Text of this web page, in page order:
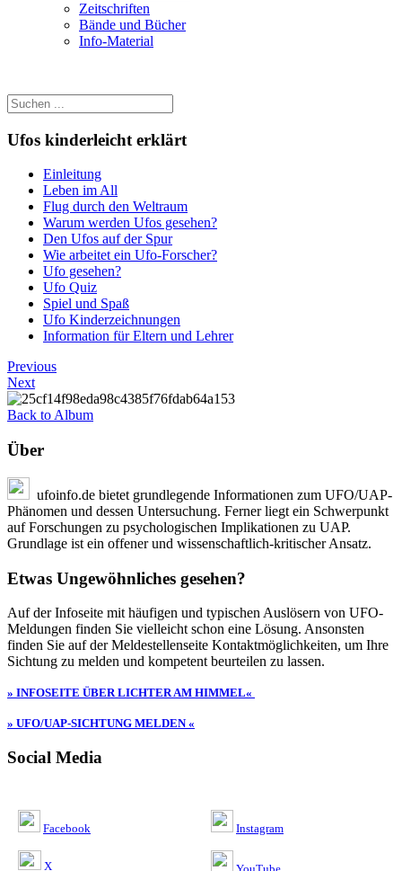
Zeitschriften
Bände und Bücher
Info-Material
Ufos kinderleicht erklärt
Einleitung
Leben im All
Flug durch den Weltraum
Warum werden Ufos gesehen?
Den Ufos auf der Spur
Wie arbeitet ein Ufo-Forscher?
Ufo gesehen?
Ufo Quiz
Spiel und Spaß
Ufo Kinderzeichnungen
Information für Eltern und Lehrer
Previous
Next
Back to Album
Über
ufoinfo.de bietet grundlegende Informationen zum UFO/UAP-
Phänomen und dessen Untersuchung. Ferner liegt ein Schwerpunkt
auf Forschungen zu psychologischen Implikationen zu UAP.
Grundlage ist ein offener und wissenschaftlich-kritischer Ansatz.
Etwas Ungewöhnliches gesehen?
Auf der Infoseite mit häufigen und typischen Auslösern von UFO-
Meldungen finden Sie vielleicht schon eine Lösung. Ansonsten
finden Sie auf der Meldestellenseite Kontaktmöglichkeiten, um Ihre
Sichtung zu melden und kompetent beurteilen zu lassen.
» INFOSEITE ÜBER LICHTER AM HIMMEL«
» UFO/UAP-SICHTUNG MELDEN «
Social Media
Facebook
X
Instagram